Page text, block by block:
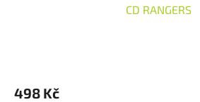
CD RANGERS
498 Kč